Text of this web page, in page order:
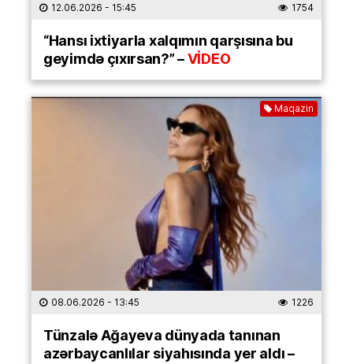
12.06.2026 - 15:45 1754
“Hansı ixtiyarla xalqımın qarşısına bu
geyimdə çıxırsan?” –VİDEO
Maqazin
08.06.2026 - 13:45 1226
Tünzalə Ağayeva dünyada tanınan
azərbaycanlılar siyahısında yer aldı –